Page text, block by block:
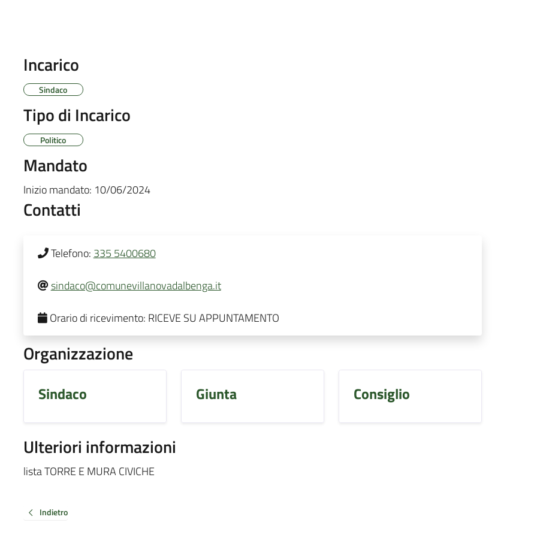
Incarico
Sindaco
Tipo di Incarico
Politico
Mandato
Inizio mandato: 10/06/2024
Contatti
Telefono: 335 5400680
sindaco@comunevillanovadalbenga.it
Orario di ricevimento: RICEVE SU APPUNTAMENTO
Organizzazione
Sindaco Giunta Consiglio
Ulteriori informazioni
lista TORRE E MURA CIVICHE
Indietro